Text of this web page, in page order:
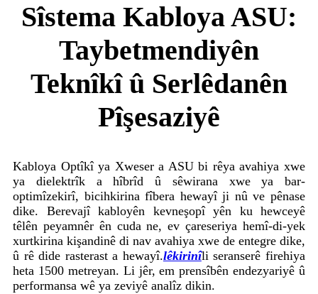
Sîstema Kabloya ASU:
Taybetmendiyên
Teknîkî û Serlêdanên
Pîşesaziyê
Kabloya Optîkî ya Xweser a ASU bi rêya avahiya xwe
ya dielektrîk a hîbrîd û sêwirana xwe ya bar-
optimîzekirî, bicihkirina fîbera hewayî ji nû ve pênase
dike. Berevajî kabloyên kevneşopî yên ku hewceyê
têlên peyamnêr ên cuda ne, ev çareseriya hemî-di-yek
xurtkirina kişandinê di nav avahiya xwe de entegre dike,
û rê dide rasterast a hewayî.lêkirinîli seranserê firehiya
heta 1500 metreyan. Li jêr, em prensîbên endezyariyê û
performansa wê ya zeviyê analîz dikin.